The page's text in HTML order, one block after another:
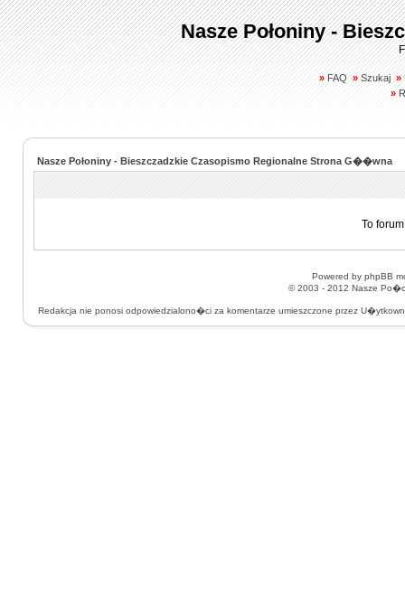
Nasze Połoniny -
» FAQ » Szukaj »
»
Nasze Połoniny - Bieszczadzkie Czasopismo Regionalne Strona G��wna
To
Powered by phpBB
© 2003 - 2012 Nasze
Redakcja nie ponosi odpowiedzialono�ci za komentarze umieszczone przez